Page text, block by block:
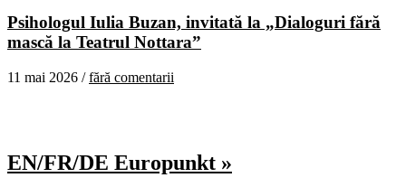
Psihologul Iulia Buzan, invitată la „Dialoguri fără
mască la Teatrul Nottara”
11 mai 2026 /fără comentarii
EN/FR/DE Europunkt »